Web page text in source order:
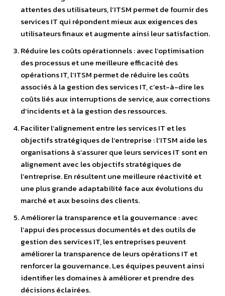
attentes des utilisateurs, l’ITSM permet de fournir des
services IT qui répondent mieux aux exigences des
utilisateurs finaux et augmente ainsi leur satisfaction.
Réduire les coûts opérationnels : avec l’optimisation
des processus et une meilleure efficacité des
opérations IT, l’ITSM permet de réduire les coûts
associés à la gestion des services IT, c’est-à-dire les
coûts liés aux interruptions de service, aux corrections
d’incidents et à la gestion des ressources.
Faciliter l’alignement entre les services IT et les
objectifs stratégiques de l’entreprise : l’ITSM aide les
organisations à s’assurer que leurs services IT sont en
alignement avec les objectifs stratégiques de
l’entreprise. En résultent une meilleure réactivité et
une plus grande adaptabilité face aux évolutions du
marché et aux besoins des clients.
Améliorer la transparence et la gouvernance : avec
l’appui des processus documentés et des outils de
gestion des services IT, les entreprises peuvent
améliorer la transparence de leurs opérations IT et
renforcer la gouvernance. Les équipes peuvent ainsi
identifier les domaines à améliorer et prendre des
décisions éclairées.